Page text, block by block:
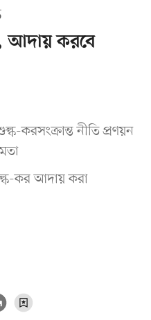
আদায় করবে
করসংক্রান্ত নীতি প্রণয়ন
কর আদায় করা